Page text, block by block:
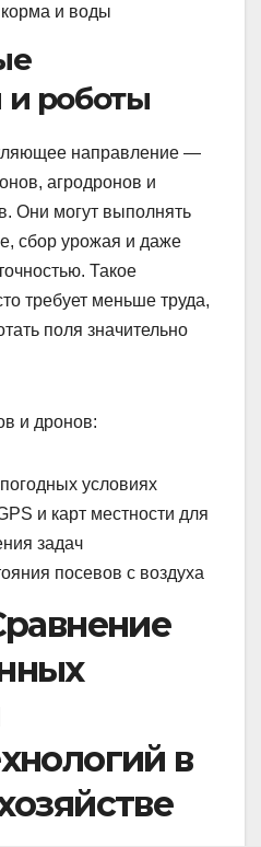
и воды
и роботы
направление —
агродронов и
Они могут выполнять
сбор урожая и даже
Такое
требует меньше труда,
поля значительно
и дронов:
условиях
и карт местности для
задач
посевов с воздуха
в